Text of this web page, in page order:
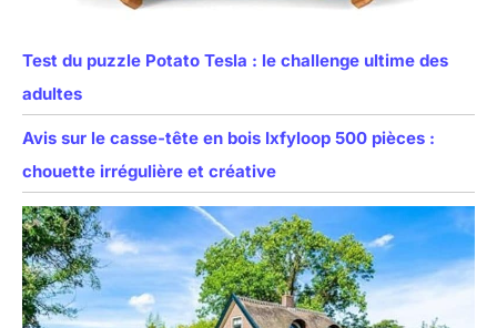
Test du puzzle Potato Tesla : le challenge ultime des
adultes
Avis sur le casse-tête en bois Ixfyloop 500 pièces :
chouette irrégulière et créative